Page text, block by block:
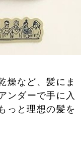
燥など、髪にま
ンダーで手に入
っと理想の髪を